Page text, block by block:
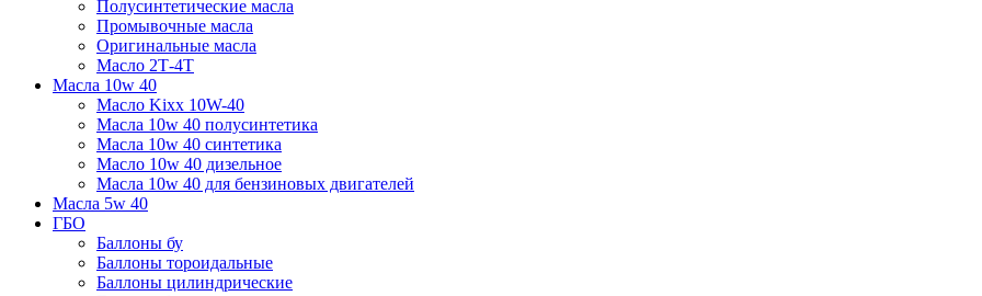
Полусинтетические масла
Промывочные масла
Оригинальные масла
Масло 2Т-4Т
Масла 10w 40
Mасло Kixx 10W-40
Масла 10w 40 полусинтетика
Масла 10w 40 синтетика
Масло 10w 40 дизельное
Масла 10w 40 для бензиновых двигателей
Масла 5w 40
ГБО
Баллоны бу
Баллоны тороидальные
Баллоны цилиндрические